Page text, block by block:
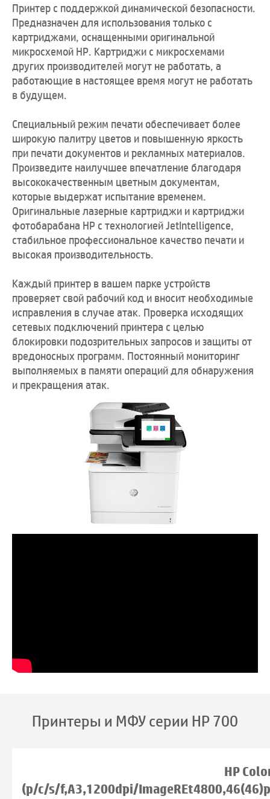
Принтер с поддержкой динамической безопасности.
Предназначен для использования только с
картриджами, оснащенными оригинальной
микросхемой HP. Картриджи с микросхемами
других производителей могут не работать, а
работающие в настоящее время могут не работать
в будущем.
Специальный режим печати обеспечивает более
широкую палитру цветов и повышенную яркость
при печати документов и рекламных материалов.
Произведите наилучшее впечатление благодаря
высококачественным цветным документам,
которые выдержат испытание временем.
Оригинальные лазерные картриджи и картриджи
фотобарабана HP с технологией JetIntelligence,
стабильное профессиональное качество печати и
высокая производительность.
Каждый принтер в вашем парке устройств
проверяет свой рабочий код и вносит необходимые
исправления в случае атак. Проверка исходящих
сетевых подключений принтера с целью
блокировки подозрительных запросов и защиты от
вредоносных программ. Постоянный мониторинг
выполняемых в памяти операций для обнаружения
и прекращения атак.
Принтеры и МФУ серии HP 700
HP
(p/c/s/f,A3,1200dpi/